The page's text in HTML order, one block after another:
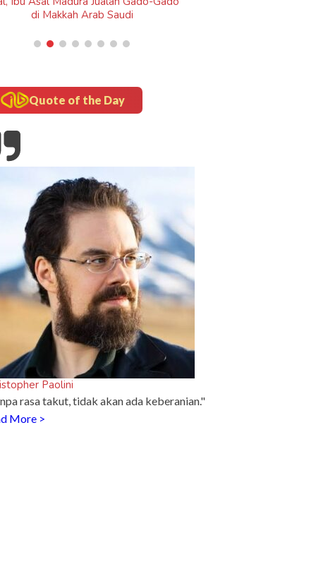
Quote of the Day
Paolini
rasa takut, tidak akan ada keberanian."
More >